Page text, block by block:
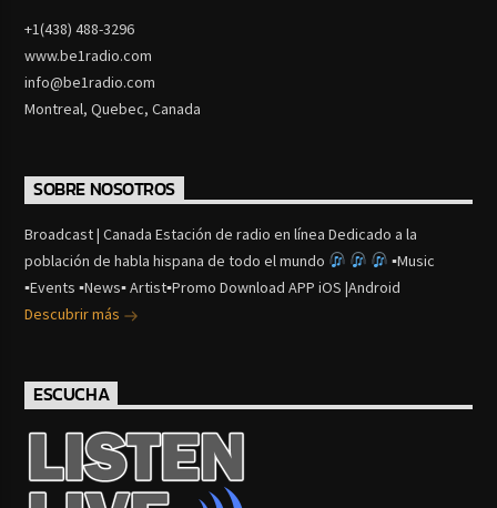
+1(438) 488-3296
www.be1radio.com
info@be1radio.com
Montreal, Quebec, Canada
SOBRE NOSOTROS
Broadcast | Canada Estación de radio en línea Dedicado a la
población de habla hispana de todo el mundo
▪Music
▪Events ▪News▪ Artist▪Promo Download APP iOS |Android
Descubrir más
ESCUCHA